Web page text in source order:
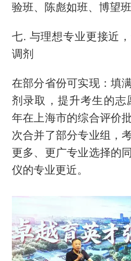
验班、陈彪如班、博望
七. 与理想专业更接近
调剂
在部分省份可实现：填
剂录取，提升考生的志
年在上海市的综合评价
次合并了部分专业组，
更多、更广专业选择的
仪的专业更近。